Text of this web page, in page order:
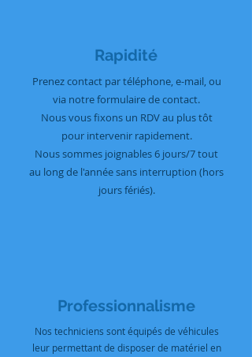
Rapidité
Prenez contact par téléphone, e-mail, ou
via notre formulaire de contact.
Nous vous fixons un RDV au plus tôt
pour intervenir rapidement.
Nous sommes joignables 6 jours/7 tout
au long de l'année sans interruption (hors
jours fériés).
Professionnalisme
Nos techniciens sont équipés de véhicules
leur permettant de disposer de matériel en